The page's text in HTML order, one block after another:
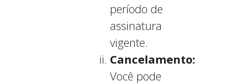
período de
assinatura
vigente.
Cancelamento:
Você pode